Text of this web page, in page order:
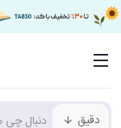
دقیق